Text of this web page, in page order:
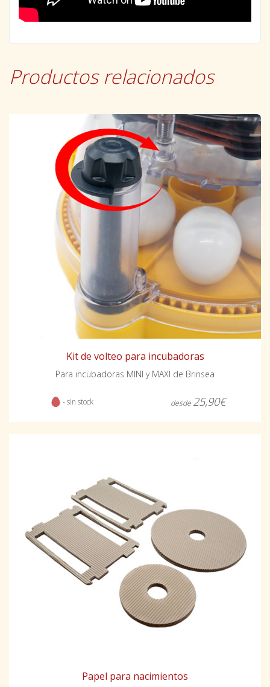
Productos relacionados
Kit de volteo para incubadoras
Para incubadoras MINI y MAXI de Brinsea
- sin stock desde 25,90€
Papel para nacimientos